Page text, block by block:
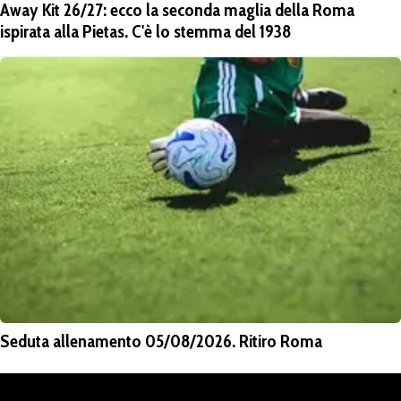
Away Kit 26/27: ecco la seconda maglia della Roma
ispirata alla Pietas. C'è lo stemma del 1938
Seduta allenamento 05/08/2026. Ritiro Roma